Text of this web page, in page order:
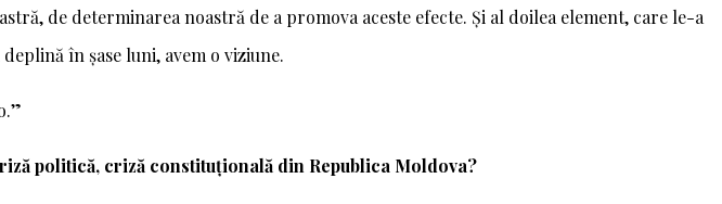
de determinarea noastră de a promova aceste efecte. Și al doilea element, care le-a
în șase luni, avem o viziune.
politică, criză constituțională din Republica Moldova?